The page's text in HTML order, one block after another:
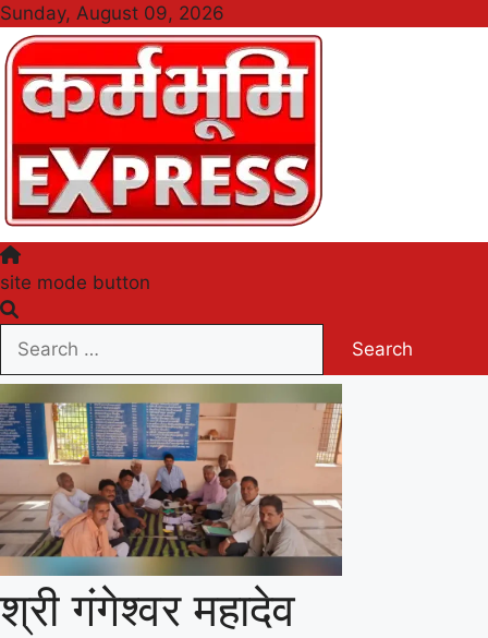
Skip
to
content
Sunday, August 09, 2026
Karmabhumi Express
site mode button
Search
for:
श्री गंगेश्वर महादेव